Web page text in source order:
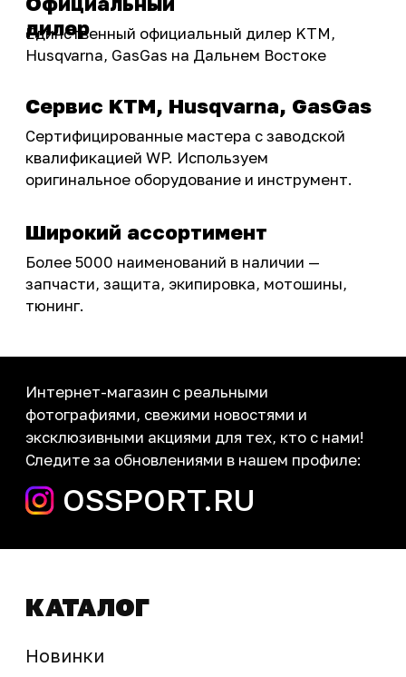
О НАС
Акции
Доставка
Оплата
Мотомагазин
Новости
ПОКУПАТЕЛЮ
+7 (908) 448-07-59
+7 (995) 281-25-71
запчасти шины экипировка